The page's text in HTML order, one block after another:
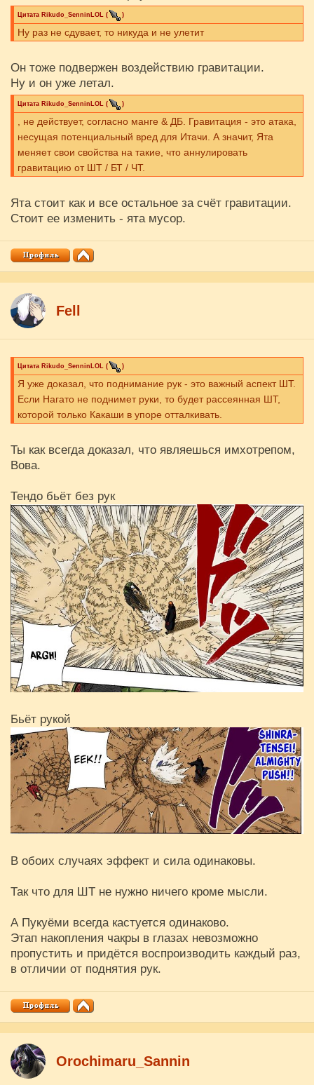
Цитата Rikudo_SenninLOL ( )
Ну раз не сдувает, то никуда и не улетит
Он тоже подвержен воздействию гравитации.
Ну и он уже летал.
Цитата Rikudo_SenninLOL ( )
, не действует, согласно манге & ДБ. Гравитация - это атака,
несущая потенциальный вред для Итачи. А значит, Ята
меняет свои свойства на такие, что аннулировать
гравитацию от ШТ / БТ / ЧТ.
Ята стоит как и все остальное за счёт гравитации.
Стоит ее изменить - ята мусор.
Fell
Цитата Rikudo_SenninLOL ( )
Я уже доказал, что поднимание рук - это важный аспект ШТ.
Если Нагато не поднимет руки, то будет рассеянная ШТ,
которой только Какаши в упоре отталкивать.
Ты как всегда доказал, что являешься имхотрепом,
Вова.
Тендо бьёт без рук
Бьёт рукой
В обоих случаях эффект и сила одинаковы.
Так что для ШТ не нужно ничего кроме мысли.
А Пукуёми всегда кастуется одинаково.
Этап накопления чакры в глазах невозможно
пропустить и придётся воспроизводить каждый раз,
в отличии от поднятия рук.
Orochimaru_Sannin